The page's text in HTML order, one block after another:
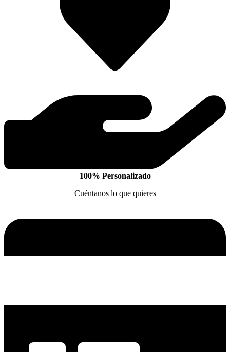
100% Personalizado
Cuéntanos lo que quieres